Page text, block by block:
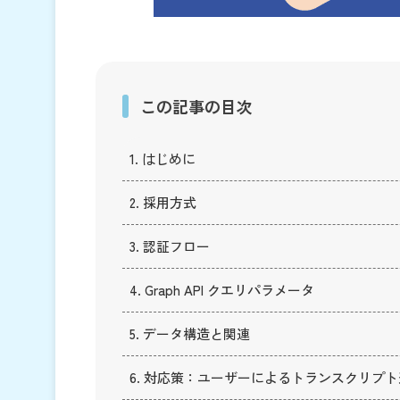
この記事の目次
1. はじめに
2. 採用方式
3. 認証フロー
4. Graph API クエリパラメータ
5. データ構造と関連
6. 対応策：ユーザーによるトランスクリプ